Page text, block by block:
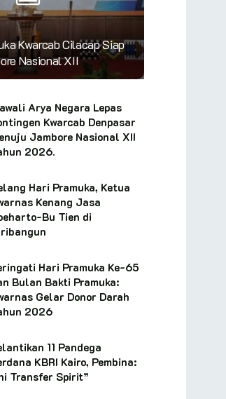
Kwarcab Cilacap Siap
Nasional XII
Arya Negara Lepas
Kwarcab Denpasar
Jambore Nasional XII
2026.
Hari Pramuka, Ketua
Kenang Jasa
Bu Tien di
Hari Pramuka Ke-65
Bulan Bakti Pramuka:
Gelar Donor Darah
2026
11 Pandega
KBRI Kairo, Pembina:
Transfer Spirit”